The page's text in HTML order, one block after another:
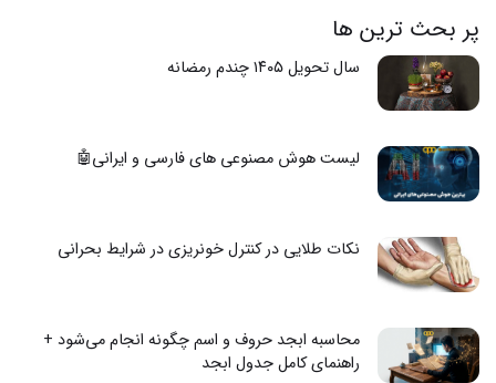
پر بحث ترین ها
سال تحویل ۱۴۰۵ چندم رمضانه
لیست هوش مصنوعی های فارسی و ایرانی🤖
نکات طلایی در کنترل خونریزی در شرایط بحرانی
محاسبه ابجد حروف و اسم چگونه انجام می‌شود +
راهنمای کامل جدول ابجد